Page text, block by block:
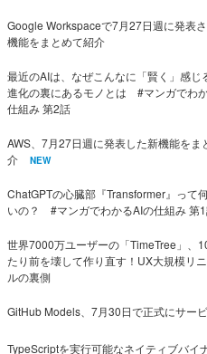
Google Workspaceで7月27日週に発表
機能をまとめて紹介
最近のAIは、なぜこんなに「賢く」感
進化の裏にあるモノとは #マンガでわ
仕組み 第2話
AWS、7月27日週に発表した新機能をま
介
NEW
ChatGPTの心臓部『Transformer』って
いの？ #マンガでわかるAIの仕組み 第
世界7000万ユーザーの「TimeTree」、
たり前を壊して作り直す！UX大規模リ
ルの裏側
GitHub Models、7月30日で正式にサー
TypeScriptを実行可能なネイティブバイ